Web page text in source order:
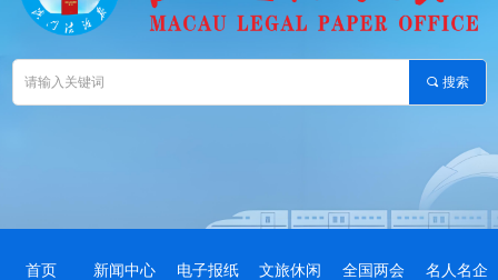
끠 搜索
首页 新闻中心 电子报纸 文旅休闲 全国两会 名人名企